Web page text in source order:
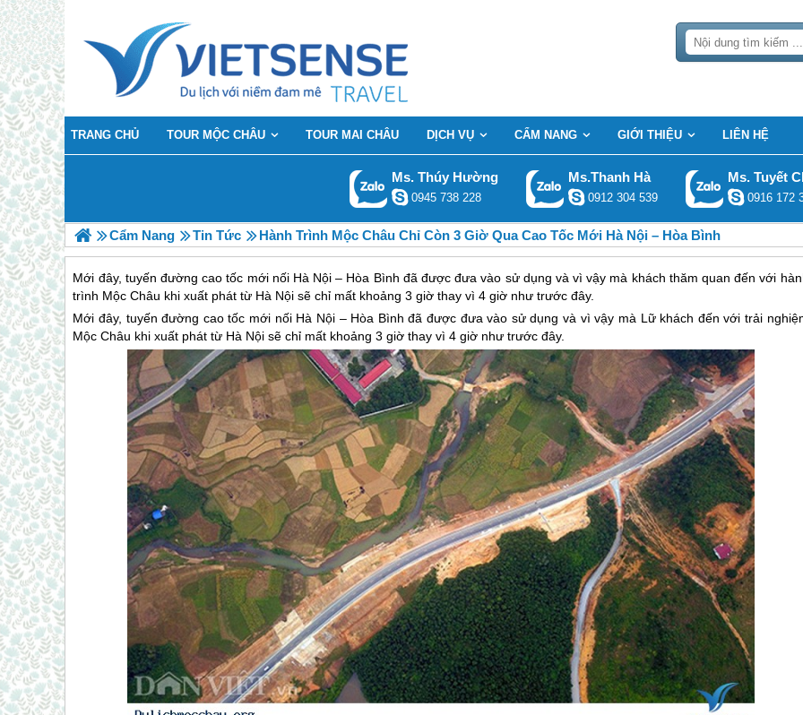
TRANG CHỦ TOUR MỘC CHÂU TOUR MAI CHÂU DỊCH VỤ CẨM NANG GIỚI THIỆU LIÊN HỆ
Ms. Thúy Hường
0945 738 228
Ms.Thanh Hà
0912 304 539
Ms. Tuyết
0916 172
Cẩm Nang Tin Tức Hành Trình Mộc Châu Chỉ Còn 3 Giờ Qua Cao Tốc Mới Hà Nội – Hòa Bình
Mới đây, tuyến đường cao tốc mới nối Hà Nội – Hòa Bình đã được đưa vào sử dụng và vì vậy mà khách thăm quan đến với
trình Mộc Châu khi xuất phát từ Hà Nội sẽ chỉ mất khoảng 3 giờ thay vì 4 giờ như trước đây.
Mới đây, tuyến đường cao tốc mới nối Hà Nội – Hòa Bình đã được đưa vào sử dụng và vì vậy mà Lữ khách đến với trải
Mộc Châu khi xuất phát từ Hà Nội sẽ chỉ mất khoảng 3 giờ thay vì 4 giờ như trước đây.